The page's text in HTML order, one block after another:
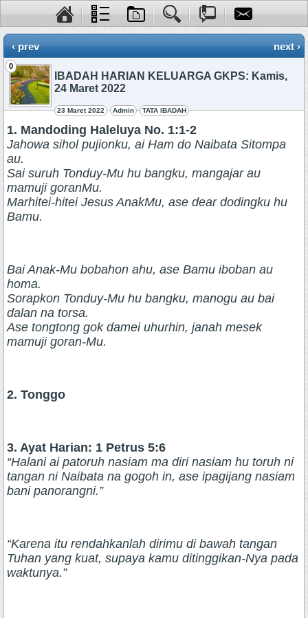
‹ prev next ›
0
IBADAH HARIAN KELUARGA GKPS: Kamis,
24 Maret 2022
23 Maret 2022 Admin TATA IBADAH
1. Mandoding Haleluya No. 1:1-2
Jahowa sihol pujionku, ai Ham do Naibata Sitompa
au.
Sai suruh Tonduy-Mu hu bangku, mangajar au
mamuji goranMu.
Marhitei-hitei Jesus AnakMu, ase dear dodingku hu
Bamu.
Bai Anak-Mu bobahon ahu, ase Bamu iboban au
homa.
Sorapkon Tonduy-Mu hu bangku, manogu au bai
dalan na torsa.
Ase tongtong gok damei uhurhin, janah mesek
mamuji goran-Mu.
2. Tonggo
3. Ayat Harian: 1 Petrus 5:6
“Halani ai patoruh nasiam ma diri nasiam hu toruh ni
tangan ni Naibata na gogoh in, ase ipagijang nasiam
bani panorangni.”
“Karena itu rendahkanlah dirimu di bawah tangan
Tuhan yang kuat, supaya kamu ditinggikan-Nya pada
waktunya.”